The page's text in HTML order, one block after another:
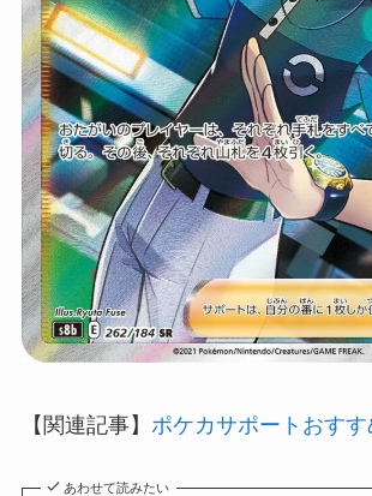
【関連記事】 ポケカサポートおす
あわせて読みたい